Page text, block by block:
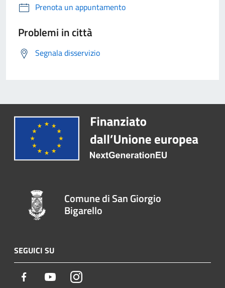
Prenota un appuntamento
Problemi in città
Segnala disservizio
Comune di San Giorgio
Bigarello
SEGUICI SU
Facebook YoutubeInstagram